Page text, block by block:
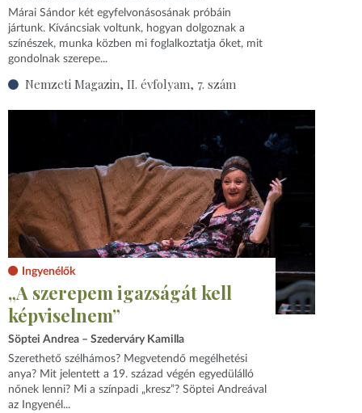
Márai Sándor két egyfelvonásosának próbáin
jártunk. Kíváncsiak voltunk, hogyan dolgoznak a
színészek, munka közben mi foglalkoztatja őket, mit
gondolnak szerepe...
Nemzeti Magazin, II. évfolyam, 7. szám
Ingyenélők
„A szerepem igazságát kell
képviselnem”
Söptei Andrea – Szederváry Kamilla
Szerethető szélhámos? Megvetendő megélhetési
anya? Mit jelentett a 19. század végén egyedülálló
nőnek lenni? Mi a színpadi „kresz”? Söptei Andreával
az Ingyenél...